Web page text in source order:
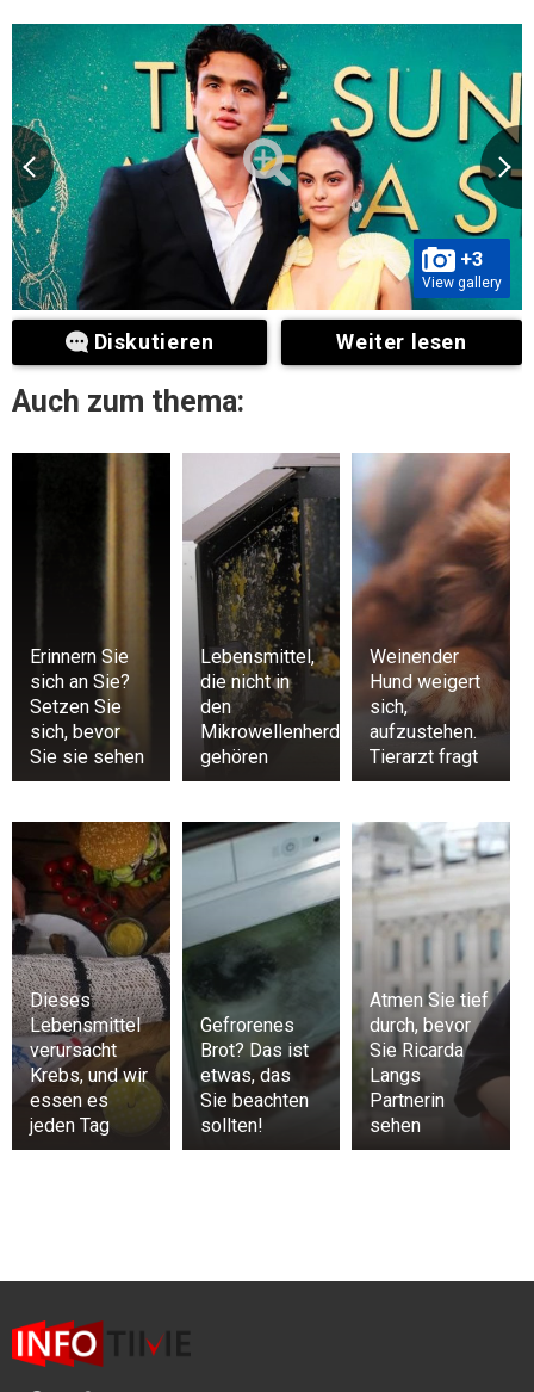
+3
View gallery
Diskutieren Weiter lesen
Auch zum thema:
Erinnern Sie
sich an Sie?
Setzen Sie
sich, bevor
Sie sie sehen
Lebensmittel,
die nicht in
den
Mikrowellenherd
gehören
Weinender
Hund weigert
sich,
aufzustehen.
Tierarzt fragt
Dieses
Lebensmittel
verursacht
Krebs, und wir
essen es
jeden Tag
Gefrorenes
Brot? Das ist
etwas, das
Sie beachten
sollten!
Atmen Sie tief
durch, bevor
Sie Ricarda
Langs
Partnerin
sehen